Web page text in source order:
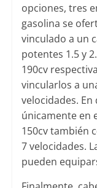
opciones, tres
gasolina se
vinculado a un
potentes 1.5 y
190cv
vincularlos a
velocidades.
únicamente en
150cv también
7 velocidades.
pueden